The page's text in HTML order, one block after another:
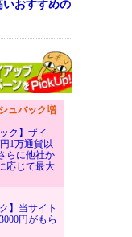
いおすすめの
ュバック増
ク】ザイ
1万通貨以
らに他社か
応じて最大
】当サイト
円がもら